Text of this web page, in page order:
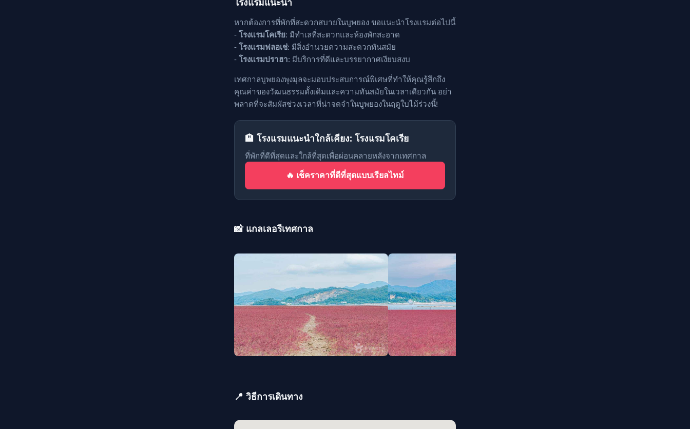
หากต้องการที่พักที่สะดวกสบายในบูพยอง ขอแนะนำโรงแรมต่อไปนี้
- โรงแรมโคเรีย: มีทำเลที่สะดวกและห้องพักสะอาด
- โรงแรมฟลอเช่: มีสิ่งอำนวยความสะดวกทันสมัย
- โรงแรมปราฮา: มีบริการที่ดีและบรรยากาศเงียบสงบ
เทศกาลบูพยองพุงมุลจะมอบประสบการณ์พิเศษที่ทำให้คุณรู้สึกถึง
คุณค่าของวัฒนธรรมดั้งเดิมและความทันสมัยในเวลาเดียวกัน อย่า
พลาดที่จะสัมผัสช่วงเวลาที่น่าจดจำในบูพยองในฤดูใบไม้ร่วงนี้!
🏨 โรงแรมแนะนำใกล้เคียง: โรงแรมโคเรีย
ที่พักที่ดีที่สุดและใกล้ที่สุดเพื่อผ่อนคลายหลังจากเทศกาล
🔥 เช็คราคาที่ดีที่สุดแบบเรียลไทม์
📸 แกลเลอรีเทศกาล
📍 วิธีการเดินทาง